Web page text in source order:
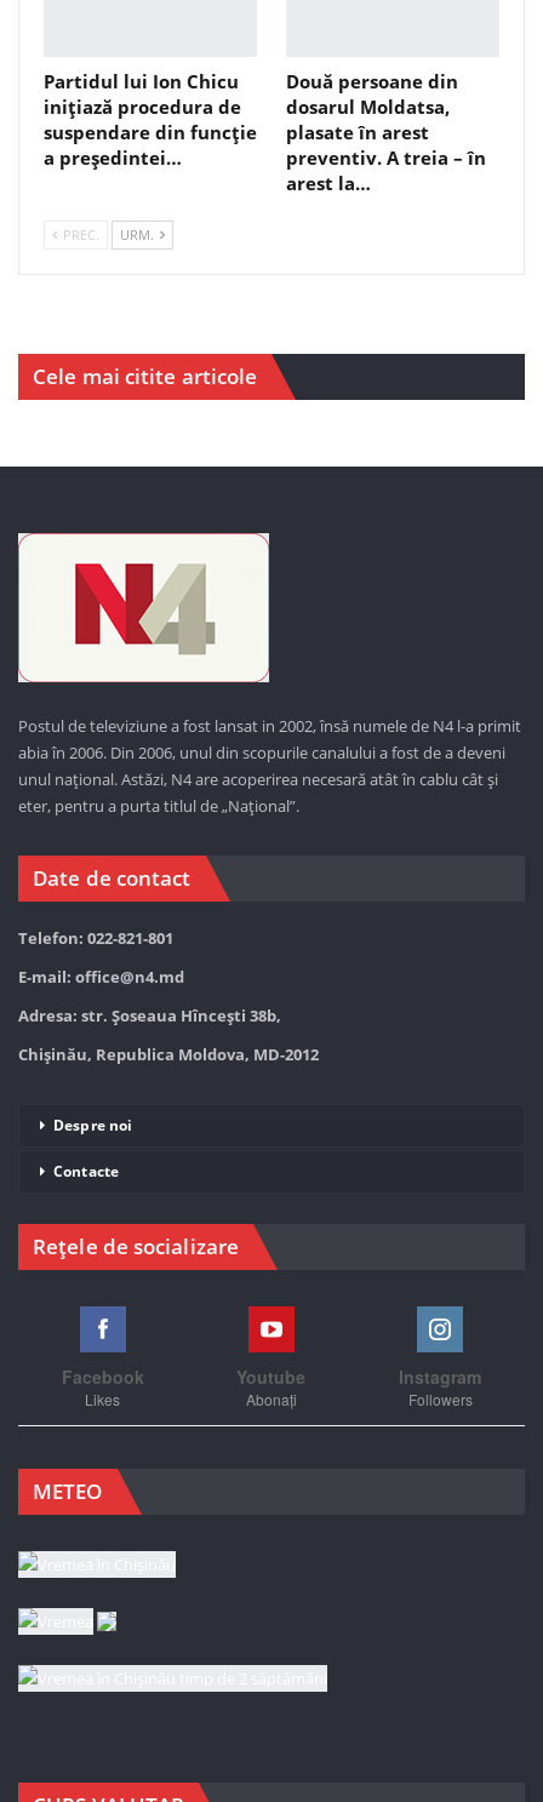
Partidul lui Ion Chicu
inițiază procedura de
suspendare din funcție
a președintei…
Două persoane din
dosarul Moldatsa,
plasate în arest
preventiv. A treia – în
arest la…
PREC. URM.
Cele mai citite articole
Postul de televiziune a fost lansat in 2002, însă numele de N4 l-a primit
abia în 2006. Din 2006, unul din scopurile canalului a fost de a deveni
unul național. Astăzi, N4 are acoperirea necesară atât în cablu cât și
eter, pentru a purta titlul de „Național”.
Date de contact
Telefon: 022-821-801
E-mail: office@n4.md
Adresa: str. Șoseaua Hînceşti 38b,
Chișinău, Republica Moldova, MD-2012
Despre noi
Contacte
Rețele de socializare
Facebook
Likes
Youtube
Abonați
Instagram
Followers
METEO